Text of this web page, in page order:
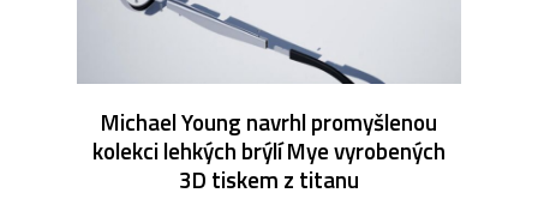
Michael Young navrhl promyšlenou
kolekci lehkých brýlí Mye vyrobených
3D tiskem z titanu